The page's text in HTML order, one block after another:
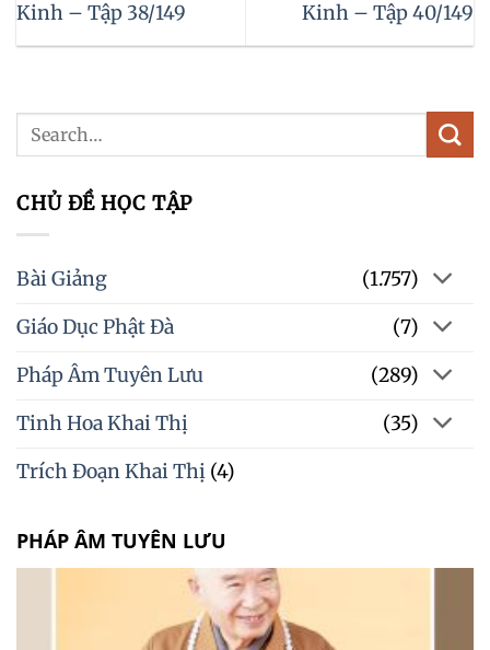
Kinh – Tập 38/149
Kinh – Tập 40/149
CHỦ ĐỀ HỌC TẬP
Bài Giảng
(1.757)
Giáo Dục Phật Đà
(7)
Pháp Âm Tuyên Lưu
(289)
Tinh Hoa Khai Thị
(35)
Trích Đoạn Khai Thị (4)
PHÁP ÂM TUYÊN LƯU